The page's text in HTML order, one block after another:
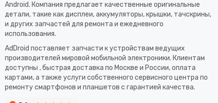
Android. Компания предлагает качественные оригинальные
детали, такие как дисплеи, аккумуляторы, крышки, тачскрины,
и других запчастей для ремонта и ежедневного
использования.​
AdDroid поставляет запчасти к устройствам ведущих
производителей мировой мобильной электроники. Клиентам
доступны , быстрая доставка по Москве и России, оплата
картами, а также услуги собственного сервисного центра по
ремонту смартфонов и планшетов с гарантией качества.